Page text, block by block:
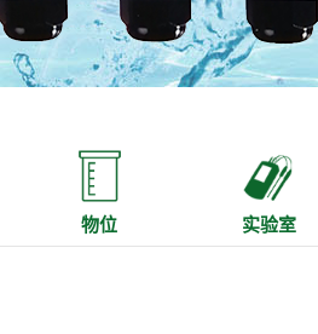
物位 实验室